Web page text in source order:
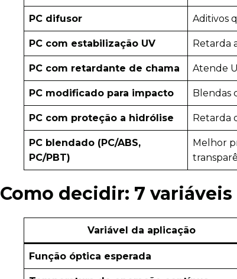
PC difusor Aditivos
PC com estabilização UV Retarda
PC com retardante de chama Atende
PC modificado para impacto Blendas
PC com proteção a hidrólise Retarda
PC blendado (PC/ABS,
PC/PBT)
Melhor
Como decidir: 7
Variável da aplicação
Função óptica esperada